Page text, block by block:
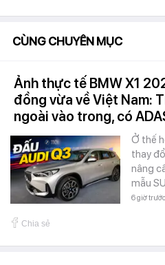
CÙNG CHUYÊN MỤC
Ảnh thực tế BMW X1
đồng vừa về Việt Nam:
ngoài vào trong, có
Ở thế
thay
nâng
mẫu
6 giờ trước
Chia sẻ